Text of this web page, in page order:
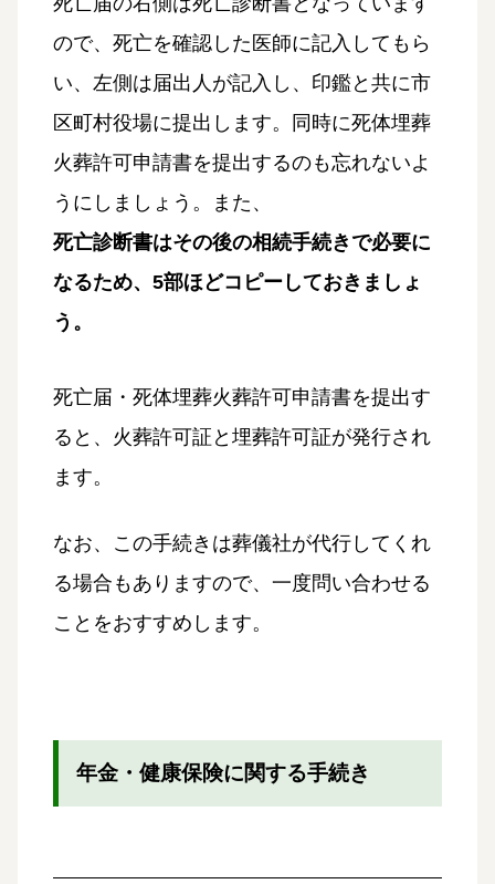
ので、死亡を確認した医師に記入してもら
い、左側は届出人が記入し、印鑑と共に市
区町村役場に提出します。同時に死体埋葬
火葬許可申請書を提出するのも忘れないよ
うにしましょう。また、
死亡診断書はその後の相続手続きで必要に
なるため、5部ほどコピーしておきましょ
う。
死亡届・死体埋葬火葬許可申請書を提出す
ると、火葬許可証と埋葬許可証が発行され
ます。
なお、この手続きは葬儀社が代行してくれ
る場合もありますので、一度問い合わせる
ことをおすすめします。
年金・健康保険に関する手続き